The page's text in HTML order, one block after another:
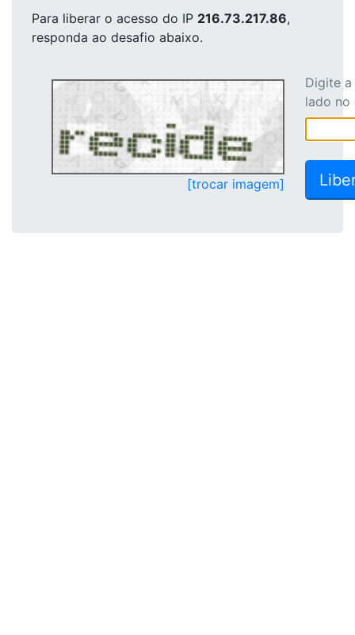
Para liberar o acesso do IP 216.73.217.86,
responda ao desafio abaixo.
[trocar imagem]
Digite
lado no